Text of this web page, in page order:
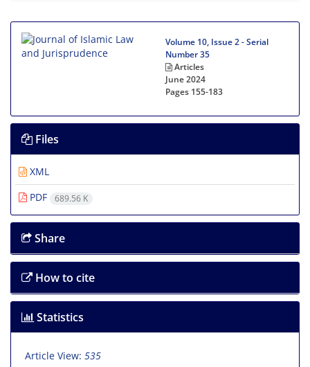
Volume 10, Issue 2 - Serial
Number 35
Articles
June 2024
Pages 155-183
Files
XML
PDF
689.56 K
Share
How to cite
Statistics
Article View: 535